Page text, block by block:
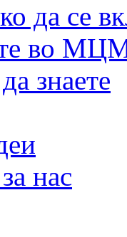
да се
во
знаете
нас